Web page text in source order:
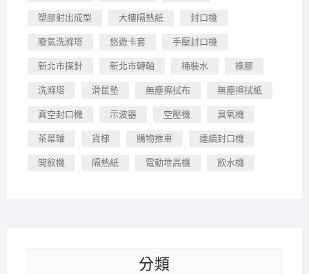
塑膠射出成型 大樓隔熱紙 封口機
廢氣洗滌塔 悠遊卡套 手壓封口機
新北市探針 新北市轉軸 桶裝水 橡膠
洗滌塔 滑鼠墊 無塵擦拭布 無塵擦拭紙
真空封口機 示波器 空壓機 臭氧機
茶葉罐 貨梯 購物推車 連續封口機
開飲機 隔熱紙 電動堆高機 飲水機
分類